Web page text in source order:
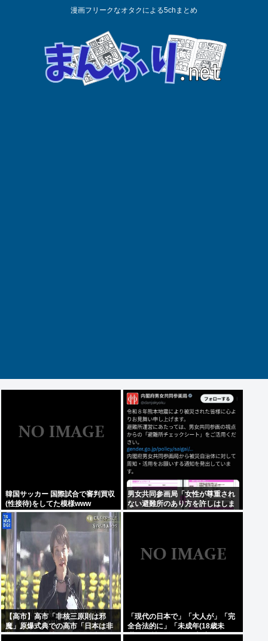
漫画フリークなオタクによる5chまとめ
韓国サッカー 国際試合で審判買収
(性接待)をしてた模様www
男女共同参画局「女性が尊重され
ない避難所のあり方を許しはしま
せん、このチェックシートを必ず
【高市】高市「非核三原則は邪
魔」原爆式典での高市「日本は非
核三原則を堅持しており、唯一の
「現代の日本で」「大人が」「完
全合法的に」「未成年(18歳未
満)」と性行為をする方法ってある